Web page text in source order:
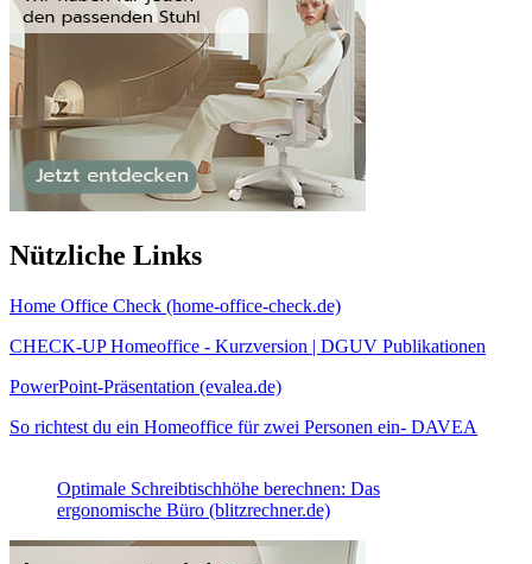
Nützliche Links
Home Office Check (home-office-check.de)
CHECK-UP Homeoffice - Kurzversion | DGUV Publikationen
PowerPoint-Präsentation (evalea.de)
So richtest du ein Homeoffice für zwei Personen ein- DAVEA
Optimale Schreibtischhöhe berechnen: Das
ergonomische Büro (blitzrechner.de)